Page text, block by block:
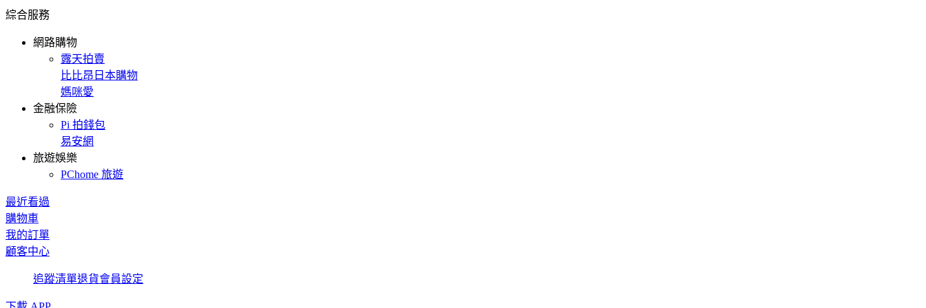
綜合服務
網路購物
露天拍賣
比比昂日本購物
媽咪愛
金融保險
Pi 拍錢包
易安網
旅遊娛樂
PChome 旅遊
最近看過
購物車
我的訂單
顧客中心
追蹤清單退貨會員設定